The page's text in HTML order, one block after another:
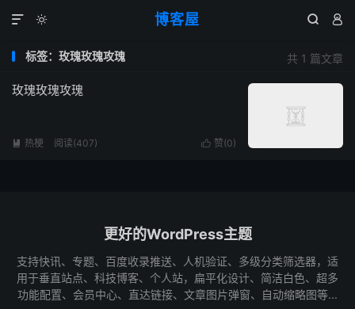
博客屋
  

共 1 篇文章
标签：玫瑰玫瑰攻瑰
玫瑰玫瑰攻瑰
 赞(0)
 热梗 阅读(407)
更好的WordPress主题
支持快讯、专题、百度收录推送、人机验证、多级分类筛选器，适
用于垂直站点、科技博客、个人站，扁平化设计、简洁白色、超多
功能配置、会员中心、直达链接、文章图片弹窗、自动缩略图等...